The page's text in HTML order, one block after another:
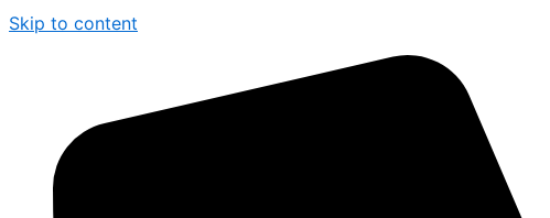
Skip to content